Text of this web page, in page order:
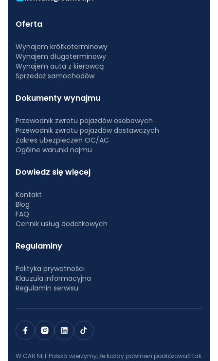
Oferta
Wynajem krótkoterminowy
Wynajem długoterminowy
Wynajem auta z kierowcą
Sprzedaż samochodów
Dokumenty wynajmu
Przewodnik zwrotu pojazdów osobowych
Przewodnik zwrotu pojazdów dostawczych
Zakres ubezpieczeń OC/AC
Ogólne warunki najmu
Dowiedz się więcej
Kontakt
Blog
FAQ
Cennik usług dodatkowych
Regulaminy
Polityka prywatności
Klauzula informacyjna
Regulamin serwisu
W CAR NET Polska wierzymy, że każdy powinien podróżować tak